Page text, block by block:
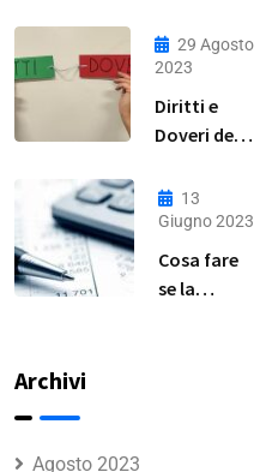
29 Agosto
2023
Diritti e
Doveri della
Domestica:
Guida
Completa
13
Giugno 2023
Cosa fare
se la
Archivi
Agosto 2023